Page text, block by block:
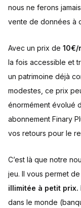
nous ne ferons
vente de données à
Avec un prix de 10€/
la fois accessible et
un patrimoine déjà
modestes, ce prix
énormément évolué
abonnement Finary
vos retours pour le
C’est là que notre
jeu. Il vous permet
illimitée à petit prix.
dans le monde